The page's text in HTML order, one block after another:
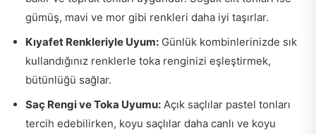
gümüş, mavi ve mor gibi renkleri daha iyi taşırlar.
Kıyafet Renkleriyle Uyum: Günlük kombinlerinizde sık
kullandığınız renklerle toka renginizi eşleştirmek,
bütünlüğü sağlar.
Saç Rengi ve Toka Uyumu: Açık saçlılar pastel tonları
tercih edebilirken, koyu saçlılar daha canlı ve koyu